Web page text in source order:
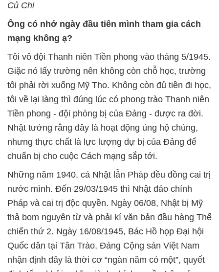
Củ Chi
Ông có nhớ ngày đầu tiên mình tham gia cách
mạng không ạ?
Tôi vô đội Thanh niên Tiền phong vào tháng 5/1945.
Giặc nó lấy trường nên không còn chỗ học, trường
tôi phải rời xuống Mỹ Tho. Không còn đủ tiền đi học,
tôi về lại làng thì đúng lúc có phong trào Thanh niên
Tiền phong - đội phòng bị của Đảng - được ra đời.
Nhật tưởng rằng đây là hoạt động ủng hộ chúng,
nhưng thực chất là lực lượng dự bị của Đảng để
chuẩn bị cho cuộc Cách mạng sắp tới.
Những năm 1940, cả Nhật lẫn Pháp đều đồng cai trị
nước mình. Đến 29/03/1945 thì Nhật đảo chính
Pháp và cai trị độc quyền. Ngày 06/08, Nhật bị Mỹ
thả bom nguyên từ và phải kí văn bản đầu hàng Thế
chiến thứ 2. Ngày 16/08/1945, Bác Hồ họp Đại hội
Quốc dân tại Tân Trào, Đảng Cộng sản Việt Nam
nhận định đây là thời cơ “ngàn năm có một”, quyết